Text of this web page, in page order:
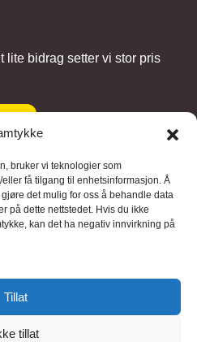
bruker vi teknologier som
få tilgang til enhetsinformasjon. Å
det mulig for oss å behandle data
på dette nettstedet. Hvis du ikke
kan det ha negativ innvirkning på
Tillat
tillat
lite bidrag setter vi stor pris